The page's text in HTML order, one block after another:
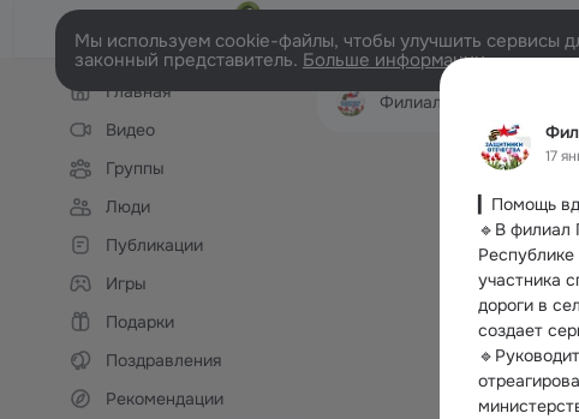
17
▎Помощь
🔹В филиал
участника
дороги в
создает
Мы используем cookie-файлы, чтобы улучшить сервисы
законный представитель. Больше информации
Левая
колонкаГлавная
Видео
Группы
Люди
Публикации
Игры
Подарки
Поздравления
Рекомендации
Филиал государственного фонда Защитники